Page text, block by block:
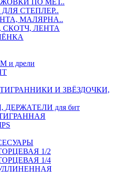
ПО МЕТ..
СТЕПЛЕР..
МАЛЯРНА..
СКОТЧ, ЛЕНТА
дрели
И ЗВЁЗДОЧКИ,
для бит
1/2
1/4